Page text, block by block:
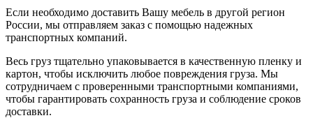
Если необходимо доставить Вашу мебель в другой регион
России, мы отправляем заказ с помощью надежных
транспортных компаний.
Весь груз тщательно упаковывается в качественную пленку и
картон, чтобы исключить любое повреждения груза. Мы
сотрудничаем с проверенными транспортными компаниями,
чтобы гарантировать сохранность груза и соблюдение сроков
доставки.